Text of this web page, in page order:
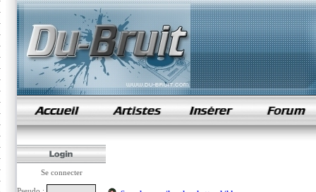
samples de rap
Se connecter